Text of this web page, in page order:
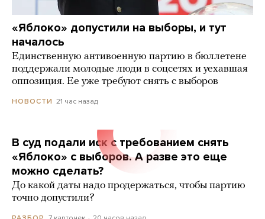
«Яблоко» допустили на выборы, и тут
началось
Единственную антивоенную партию в бюллетене
поддержали молодые люди в соцсетях и уехавшая
оппозиция. Ее уже требуют снять с выборов
НОВОСТИ 21 час назад
В суд подали иск с требованием снять
«Яблоко» с выборов. А разве это еще
можно сделать?
До какой даты надо продержаться, чтобы партию
точно допустили?